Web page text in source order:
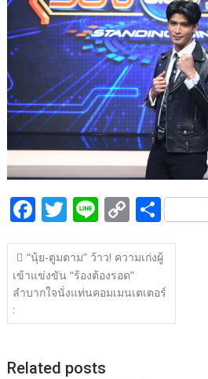
o
o
k
Li
n
k
F
ac
e
b
o
k
T
w
itt
er
Li
n
e
C
o
p
y
n
S
h
ar
e
แนะแนว
เรื่อง
“นุ้ย-ตูมตาม” ว้าว! ความเก่งผู้
เข้าแข่งขัน “ร้องต้องรอด”
ลำบากใจนั่งแท่นคอมเมนเตเตอร์
:
Related posts